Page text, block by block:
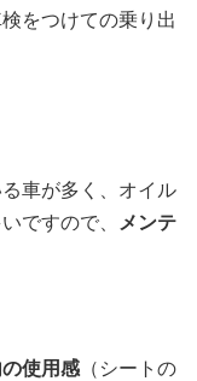
をつけての乗り出
車が多く、オイル
ですので、
メンテ
使用感 （シートの